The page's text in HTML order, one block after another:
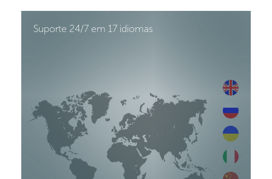
Suporte 24/7 em 17 idiomas